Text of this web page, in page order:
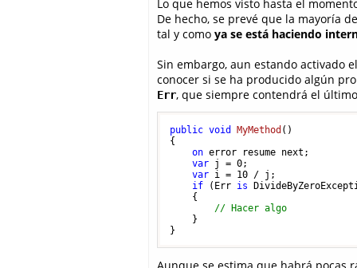
Lo que hemos visto hasta el
De hecho, se prevé que la mayoría
tal y como ya se está haciendo
Sin embargo, aun estando activado
conocer si se ha producido algún
Err, que siempre contendrá el
public void MyMethod ()
{
on error resume next;
var j = 0;
var i = 10 / j;
if (Err is
    {
// Hacer algo
    }